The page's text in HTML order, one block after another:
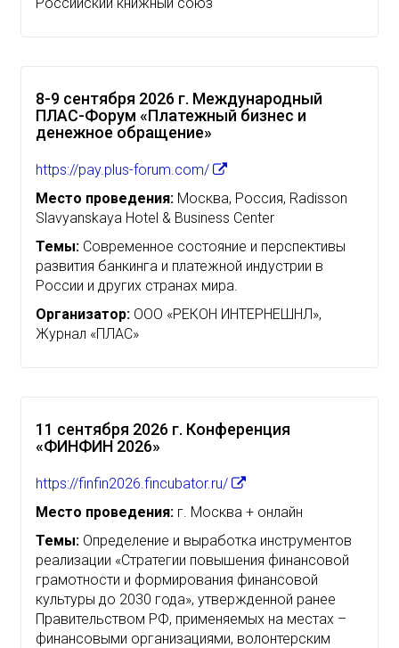
8-9 сентября 2026 г. Международный
ПЛАС-Форум «Платежный бизнес и
денежное обращение»
https://pay.plus-forum.com/
Место проведения: Москва, Россия, Radisson
Slavyanskaya Hotel & Business Center
Темы: Современное состояние и перспективы
развития банкинга и платежной индустрии в
России и других странах мира.
Организатор: ООО «РЕКОН ИНТЕРНЕШНЛ»,
Журнал «ПЛАС»
11 сентября 2026 г. Конференция
«ФИНФИН 2026»
https://finfin2026.fincubator.ru/
Место проведения: г. Москва + онлайн
Темы: Определение и выработка инструментов
реализации «Стратегии повышения финансовой
грамотности и формирования финансовой
культуры до 2030 года», утвержденной ранее
Правительством РФ, применяемых на местах –
финансовыми организациями, волонтерским